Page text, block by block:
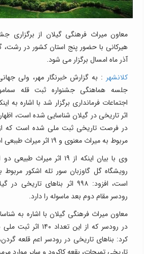
معاون میراث فرهنگی گیلان از برگزاری
هیرکانی با حضور پنج استان کشور در
آذر ماه امسال برگزار می شود.
کلانشهر : به گزارش خبرنگار مهر، ولی
جلسه هماهنگی جشنواره ثبت قله
اجتماعات فرمانداری برگزار شد با اشاره به
مربوط به میراث معنوی و ۱۹ اثر میراث طببعی است.
وی با بیان اینکه از ۱۹ اثر
رویشگاه گل گاوزبان سور تله اشکور
است، افزود: ۹۹۸ اثر بناهای
رودسر مقام دوم بعد ماسوله را دارد.
در رودسر که از این
کرد: بناهای تاریخی در رودسر اعم قلعه